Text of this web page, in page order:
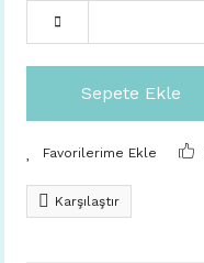
Sepete Ekle
Karşılaştır